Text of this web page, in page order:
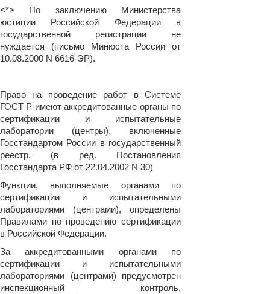
<*> По заключению Министерства
юстиции Российской Федерации в
государственной регистрации не
нуждается (письмо Минюста России от
10.08.2000 N 6616-ЭР).
Право на проведение работ в Системе
ГОСТ Р имеют аккредитованные органы по
сертификации и испытательные
лаборатории (центры), включенные
Госстандартом России в государственный
реестр. (в ред. Постановления
Госстандарта РФ от 22.04.2002 N 30)
Функции, выполняемые органами по
сертификации и испытательными
лабораториями (центрами), определены
Правилами по проведению сертификации
в Российской Федерации.
За аккредитованными органами по
сертификации и испытательными
лабораториями (центрами) предусмотрен
инспекционный контроль,